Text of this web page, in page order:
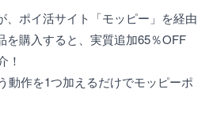
、ポイ活サイト「モッピー」を経由
を購入すると、実質追加65％OFF
！
動作を1つ加えるだけでモッピーポ